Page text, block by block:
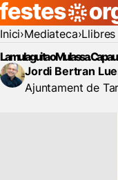
Inici Mediateca Llibres
La mula guita o Mulassa. Cap
Jordi Bertran
Ajuntament de